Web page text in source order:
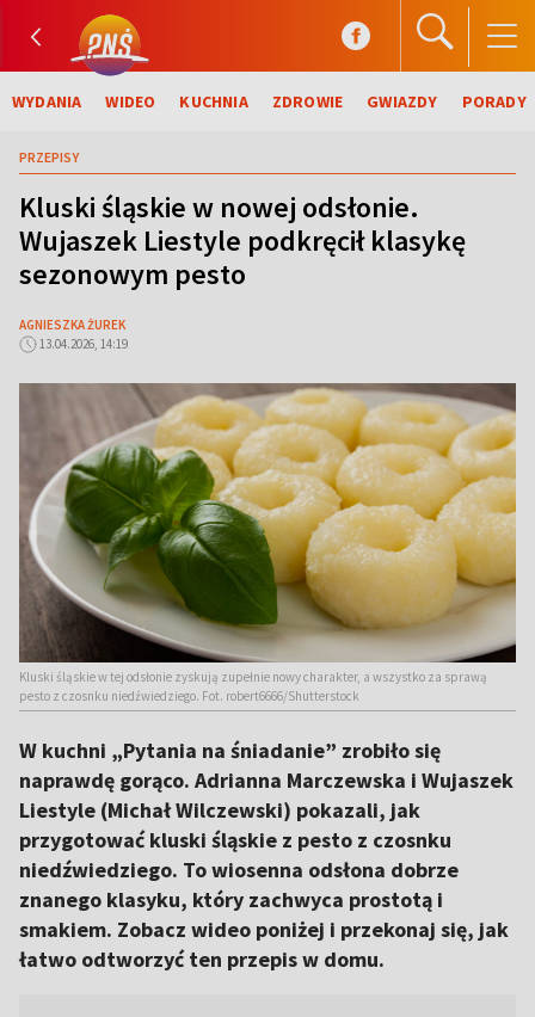
WYDANIA WIDEO KUCHNIA ZDROWIE GWIAZDY PORADY
PRZEPISY
Kluski śląskie w nowej odsłonie.
Wujaszek Liestyle podkręcił klasykę
sezonowym pesto
AGNIESZKA ŻUREK
13.04.2026, 14:19
Kluski śląskie w tej odsłonie zyskują zupełnie nowy charakter, a wszystko za sprawą
pesto z czosnku niedźwiedziego. Fot. robert6666/Shutterstock
W kuchni „Pytania na śniadanie” zrobiło się
naprawdę gorąco. Adrianna Marczewska i Wujaszek
Liestyle (Michał Wilczewski) pokazali, jak
przygotować kluski śląskie z pesto z czosnku
niedźwiedziego. To wiosenna odsłona dobrze
znanego klasyku, który zachwyca prostotą i
smakiem. Zobacz wideo poniżej i przekonaj się, jak
łatwo odtworzyć ten przepis w domu.